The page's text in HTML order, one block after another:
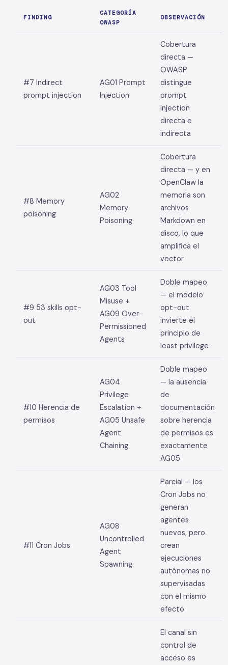
FINDING
CATEGORÍA
OWASP
OBSERVACIÓN
#7 Indirect
prompt injection
AG01 Prompt
Injection
Cobertura
directa —
OWASP
distingue
prompt
injection
directa e
indirecta
#8 Memory
poisoning
AG02
Memory
Poisoning
Cobertura
directa — y en
OpenClaw la
memoria son
archivos
Markdown en
disco, lo que
amplifica el
vector
#9 53 skills opt-
out
AG03 Tool
Misuse +
AG09 Over-
Permissioned
Agents
Doble mapeo
— el modelo
opt-out
invierte el
principio de
least privilege
#10 Herencia de
permisos
AG04
Privilege
Escalation +
AG05 Unsafe
Agent
Chaining
Doble mapeo
— la ausencia
de
documentación
sobre herencia
de permisos es
exactamente
AG05
#11 Cron Jobs
AG08
Uncontrolled
Agent
Spawning
Parcial — los
Cron Jobs no
generan
agentes
nuevos, pero
crean
ejecuciones
autónomas no
supervisadas
con el mismo
efecto
El canal sin
control de
acceso es